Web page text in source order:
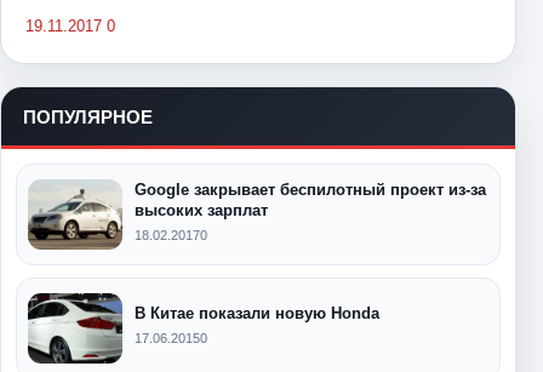
19.11.2017 0
ПОПУЛЯРНОЕ
Google закрывает беспилотный проект из-за
высоких зарплат
18.02.20170
В Китае показали новую Honda
17.06.20150